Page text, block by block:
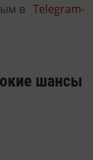
в Telegram-
шансы